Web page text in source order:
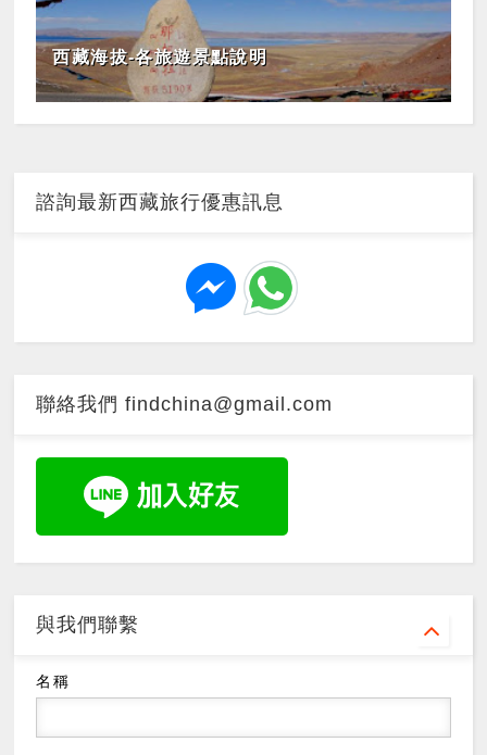
西藏海拔-各旅遊景點說明
諮詢最新西藏旅行優惠訊息
聯絡我們 findchina@gmail.com
與我們聯繫
名稱